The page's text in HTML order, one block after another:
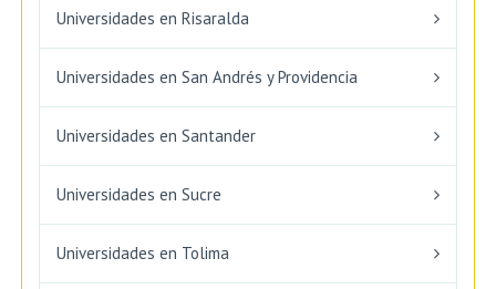
Universidades en Risaralda
Universidades en San Andrés y Providencia
Universidades en Santander
Universidades en Sucre
Universidades en Tolima